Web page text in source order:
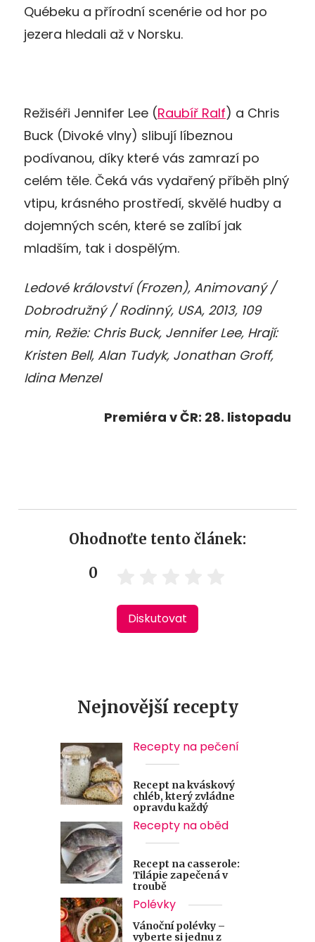
Québeku a přírodní scenérie od hor po
jezera hledali až v Norsku.
Režiséři Jennifer Lee (Raubíř Ralf) a Chris
Buck (Divoké vlny) slibují líbeznou
podívanou, díky které vás zamrazí po
celém těle. Čeká vás vydařený příběh plný
vtipu, krásného prostředí, skvělé hudby a
dojemných scén, které se zalíbí jak
mladším, tak i dospělým.
Ledové království (Frozen), Animovaný /
Dobrodružný / Rodinný, USA, 2013, 109
min, Režie: Chris Buck, Jennifer Lee, Hrají:
Kristen Bell, Alan Tudyk, Jonathan Groff,
Idina Menzel
Premiéra v ČR: 28. listopadu
Ohodnoťte tento článek:
0
Diskutovat
Nejnovější recepty
Recepty na pečení
Recept na kváskový
chléb, který zvládne
opravdu každý
Recepty na oběd
Recept na casserole:
Tilápie zapečená v
troubě
Polévky
Vánoční polévky –
vyberte si jednu z